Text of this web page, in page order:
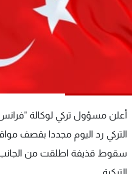
أعلن مسؤول تركي لوكالة
التركي رد اليوم مجددا بقصف
سقوط قذيفة اطلقت من
عن MTV
الإنـتـاج
لاعلاناتكم
وظائف
تواصل معنا
شروط